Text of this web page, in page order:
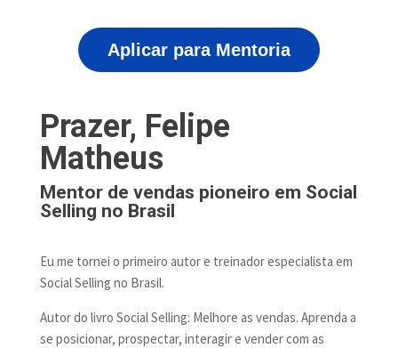
Aplicar para Mentoria
Prazer, Felipe
Matheus
Mentor de vendas pioneiro em Social
Selling no Brasil
Eu me tornei o primeiro autor e treinador especialista em
Social Selling no Brasil.
Autor do livro Social Selling: Melhore as vendas. Aprenda a
se posicionar, prospectar, interagir e vender com as